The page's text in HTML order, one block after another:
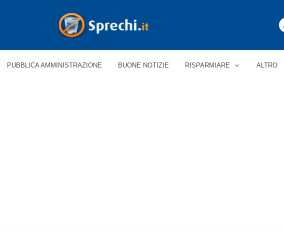
PUBBLICA AMMINISTRAZIONE BUONE NOTIZIE RISPARMIARE ALTRO